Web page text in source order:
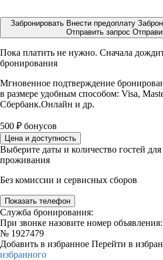
Забронировать Внести предоплату
Отправить запрос
Пока платить не нужно. Сначала
бронирования
Мгновенное подтверждение
в размере удобным способом: Visa,
Сбербанк.Онлайн и др.
500 ₽ бонусов
Цена и доступность
Выберите даты и количество гостей для
проживания
Без комиссии и сервисных сборов
Показать телефон
Служба бронирования:
При звонке назовите номер объявления:
№ 1927479
Добавить в избранное Перейти в
избранного